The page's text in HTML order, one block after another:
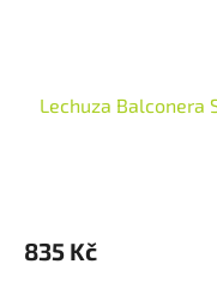
Lechuza Balconera
835 Kč